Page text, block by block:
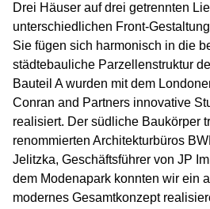
Drei Häuser auf drei getrennten
unterschiedlichen Front-
Sie fügen sich harmonisch in die
städtebauliche Parzellenstruktur
Bauteil A wurden mit dem
Conran and Partners innovative
realisiert. Der südliche Baukörper
renommierten Architekturbüros
Jelitzka, Geschäftsführer von JP
dem Modenapark konnten wir ein
modernes Gesamtkonzept